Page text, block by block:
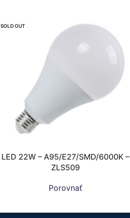
SOLD OUT
LED 22W – A95/E27/SMD/6000K –
ZLS509
Porovnať